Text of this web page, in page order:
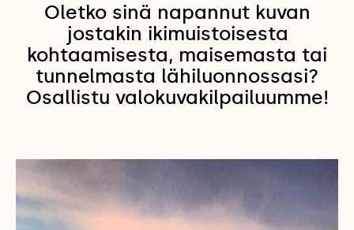
Oletko sinä napannut kuvan
jostakin ikimuistoisesta
kohtaamisesta, maisemasta tai
tunnelmasta lähiluonnossasi?
Osallistu valokuvakilpailuumme!